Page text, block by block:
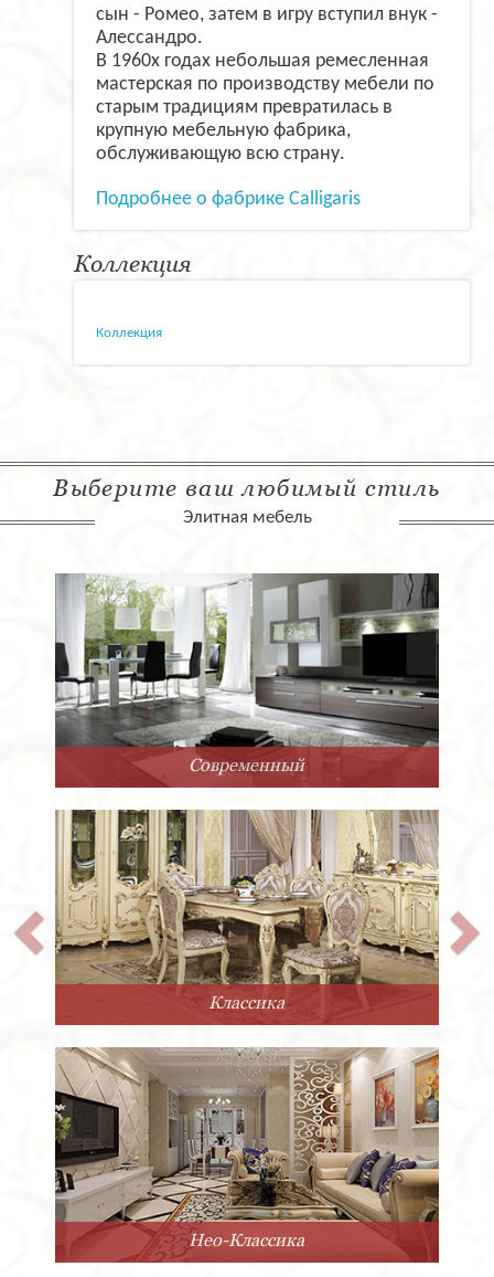
сын - Ромео, затем в игру вступил внук -
Алессандро.
В 1960х годах небольшая ремесленная
мастерская по производству мебели по
старым традициям превратилась в
крупную мебельную фабрика,
обслуживающую всю страну.
Подробнее о фабрике Calligaris
Коллекция
Коллекция
Выберите ваш любимый стиль
Элитная мебель
Минимализм